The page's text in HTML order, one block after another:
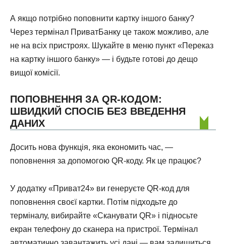
А якщо потрібно поповнити картку іншого банку?
Через термінал ПриватБанку це також можливо, але
не на всіх пристроях. Шукайте в меню пункт «Переказ
на картку іншого банку» — і будьте готові до дещо
вищої комісії.
ПОПОВНЕННЯ ЗА QR-КОДОМ:
ШВИДКИЙ СПОСІБ БЕЗ ВВЕДЕННЯ
ДАНИХ
Досить нова функція, яка економить час, —
поповнення за допомогою QR-коду. Як це працює?
У додатку «Приват24» ви генеруєте QR-код для
поповнення своєї картки. Потім підходьте до
терміналу, вибирайте «Сканувати QR» і підносьте
екран телефону до сканера на пристрої. Термінал